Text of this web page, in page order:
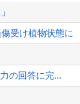
懲役」の判決...
てる……」と衝撃...
懲役」の判決...
1週間ぶり...
受け植物状態に
の回答に完...